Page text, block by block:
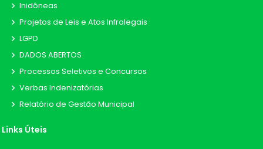
Inidôneas
Projetos de Leis e Atos Infralegais
LGPD
DADOS ABERTOS
Processos Seletivos e Concursos
Verbas Indenizatórias
Relatório de Gestão Municipal
Links Úteis